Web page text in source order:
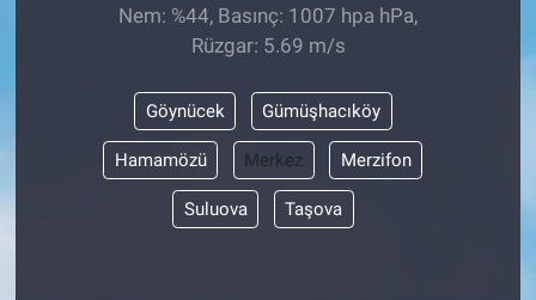
Nem: %44, Basınç: 1007 hpa hPa,
Rüzgar: 5.69 m/s
Göynücek Gümüşhacıköy
Hamamözü Merkez Merzifon
Suluova Taşova